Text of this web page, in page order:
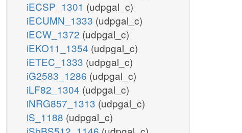
iECSP_1301 (udpgal_c)
iECUMN_1333 (udpgal_c)
iECW_1372 (udpgal_c)
iEKO11_1354 (udpgal_c)
iETEC_1333 (udpgal_c)
iG2583_1286 (udpgal_c)
iLF82_1304 (udpgal_c)
iNRG857_1313 (udpgal_c)
iS_1188 (udpgal_c)